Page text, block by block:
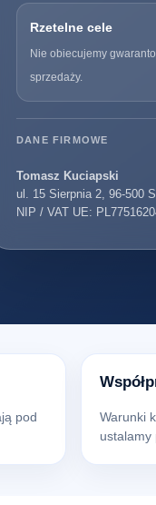
Rzetelne cele
Nie obiecujemy
sprzedaży.
DANE FIRMOWE
Tomasz Kuciapski
ul. 15 Sierpnia 2, 96-500
NIP / VAT UE:
pod
Warunki
ustalamy